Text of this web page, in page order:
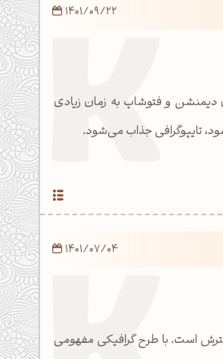
دیمنشن و فتوشاپ به زمان زیادی
تایپوگرافی جذاب می‌شود.
1401/09/22
است. با طرح گرافیکی مفهومی
1401/07/04